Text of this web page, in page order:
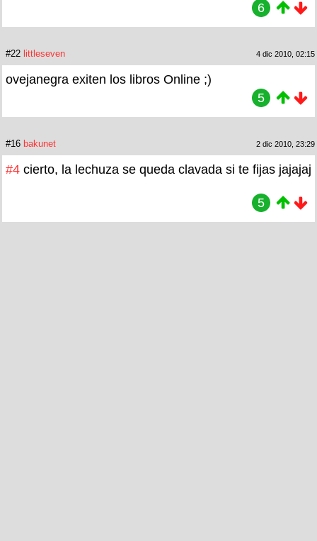
6
#22 littleseven 4 dic 2010, 02:15
ovejanegra exiten los libros Online ;)
5
#16 bakunet 2 dic 2010, 23:29
#4 cierto, la lechuza se queda clavada si te fijas jajajaj
5